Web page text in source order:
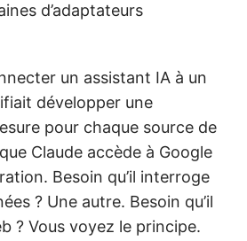
d’adaptateurs
un assistant IA à un
développer une
pour chaque source de
Claude accède à Google
Besoin qu’il interroge
? Une autre. Besoin qu’il
? Vous voyez le principe.